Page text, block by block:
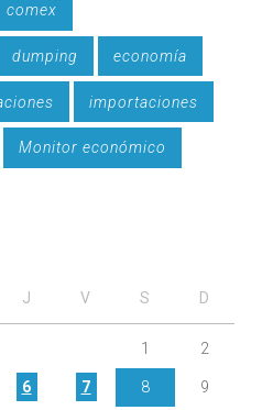
comex
dumping economía
importaciones
Monitor económico
J V S D
1 2
6 7 8 9